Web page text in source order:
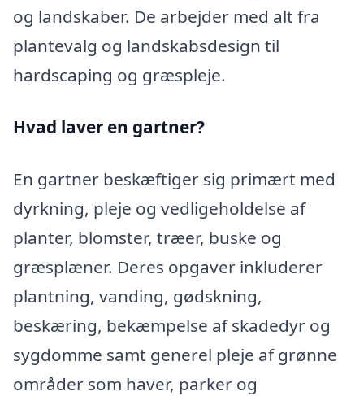
og landskaber. De arbejder med alt fra
plantevalg og landskabsdesign til
hardscaping og græspleje.
Hvad laver en gartner?
En gartner beskæftiger sig primært med
dyrkning, pleje og vedligeholdelse af
planter, blomster, træer, buske og
græsplæner. Deres opgaver inkluderer
plantning, vanding, gødskning,
beskæring, bekæmpelse af skadedyr og
sygdomme samt generel pleje af grønne
områder som haver, parker og